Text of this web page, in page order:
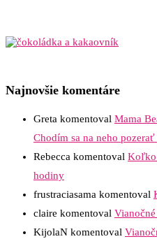
Najnovšie komentáre
Greta komentoval Mama
Chodím sa na neho
Rebecca komentoval Koľko
hodiny
frustraciasama komentoval
claire komentoval
KijolaN komentoval